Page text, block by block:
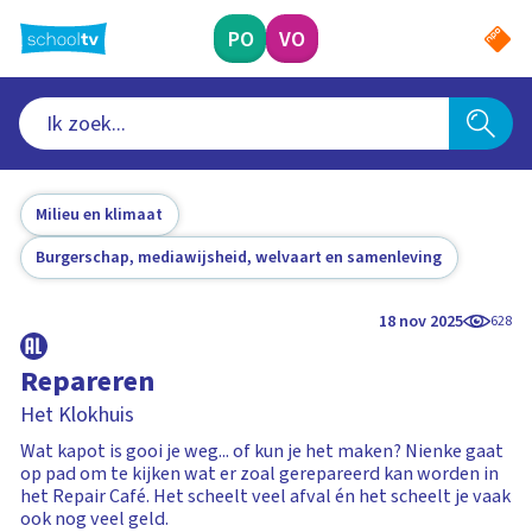
naar
hoofdinhoud
PO VO
Milieu en klimaat
Burgerschap, mediawijsheid, welvaart en samenleving
18 nov 2025 628
Repareren
Het Klokhuis
Wat kapot is gooi je weg... of kun je het maken? Nienke gaat
op pad om te kijken wat er zoal gerepareerd kan worden in
het Repair Café. Het scheelt veel afval én het scheelt je vaak
ook nog veel geld.